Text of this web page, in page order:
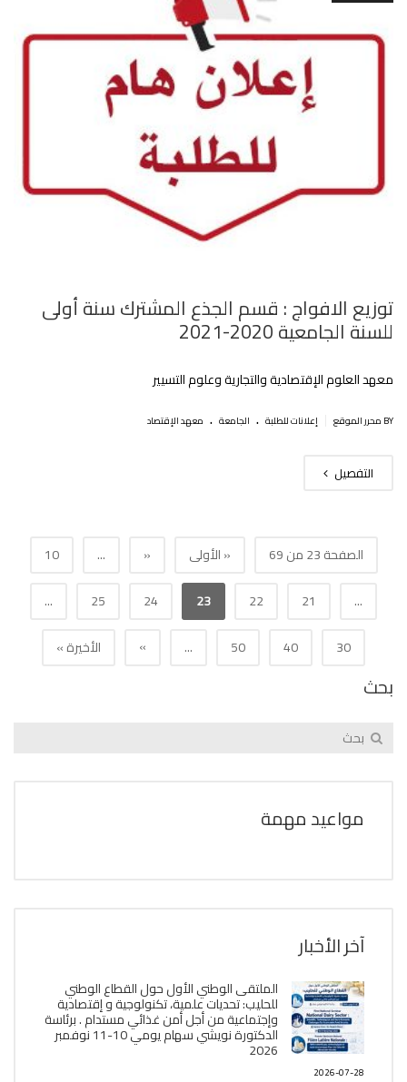
توزيع الافواج : قسم الجذع المشترك سنة أولى
للسنة الجامعية 2020-2021
معهد العلوم الإقتصادية والتجارية وعلوم التسيير
BY محرر الموقع إعلانات للطلبة . الجامعة . معهد الإقتصاد
التفصيل
الصفحة 23 من 69 « الأولى «
...
10
...
21
22
23
24
25
...
30
40
50
...
» الأخيرة »
بحث
مواعيد مهمة
آخر الأخبار
الملتقى الوطني الأول حول القطاع الوطني
للحليب: تحديات علمية، تكنولوجية و إقتصادية
وإجتماعية من أجل أمن غذائي مستدام . برئاسة
الدكتورة نويشي سهام يومي 10-11 نوفمبر
2026
2026-07-28